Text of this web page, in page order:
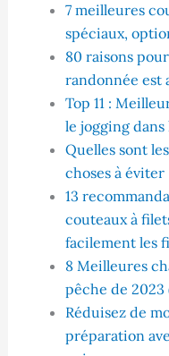
7 meilleures
spéciaux,
80 raisons
randonnée est
Top 11 :
le jogging dans
Quelles sont
choses à éviter
13
couteaux à
facilement les
8 Meilleures
pêche de 2023
Réduisez de
préparation